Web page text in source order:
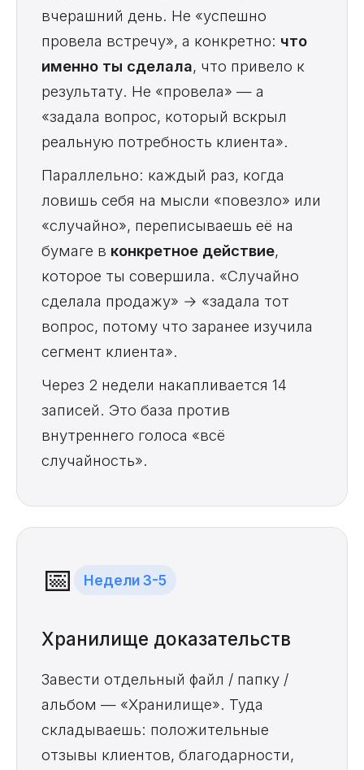
вчерашний день. Не «успешно
провела встречу», а конкретно: что
именно ты сделала, что привело к
результату. Не «провела» — а
«задала вопрос, который вскрыл
реальную потребность клиента».
Параллельно: каждый раз, когда
ловишь себя на мысли «повезло» или
«случайно», переписываешь её на
бумаге в конкретное действие,
которое ты совершила. «Случайно
сделала продажу» → «задала тот
вопрос, потому что заранее изучила
сегмент клиента».
Через 2 недели накапливается 14
записей. Это база против
внутреннего голоса «всё
случайность».
📅 Недели 3-5
Хранилище доказательств
Завести отдельный файл / папку /
альбом — «Хранилище». Туда
складываешь: положительные
отзывы клиентов, благодарности,